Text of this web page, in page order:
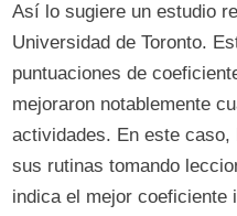
Así lo sugiere un estudio
Universidad de Toronto.
puntuaciones de
mejoraron notablemente
actividades. En este
sus rutinas tomando
indica el mejor coeficiente